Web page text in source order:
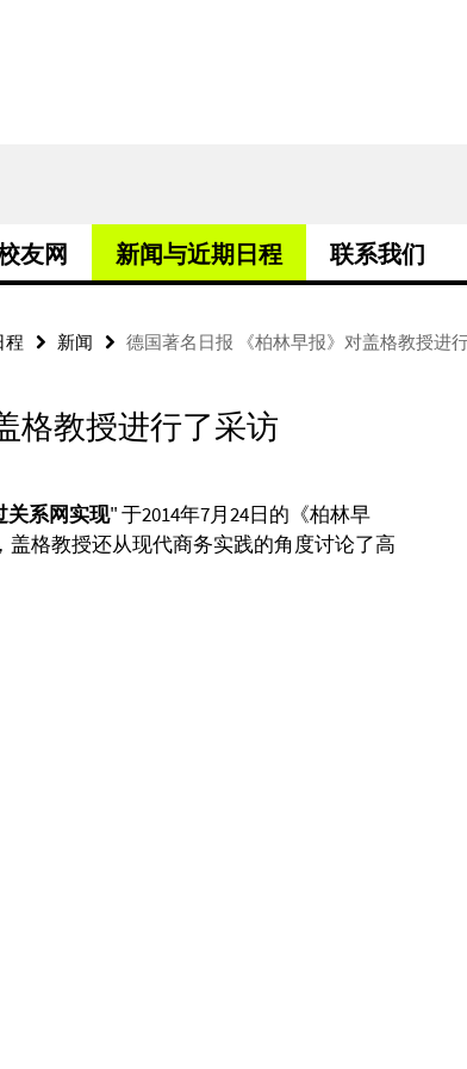
友网 新闻与近期日程 联系我们
程 新闻 德国著名日报 《柏林早报》对盖格教授进
格教授进行了采访
关系网实现" 于2014年7月24日的《柏林早
格教授还从现代商务实践的角度讨论了高